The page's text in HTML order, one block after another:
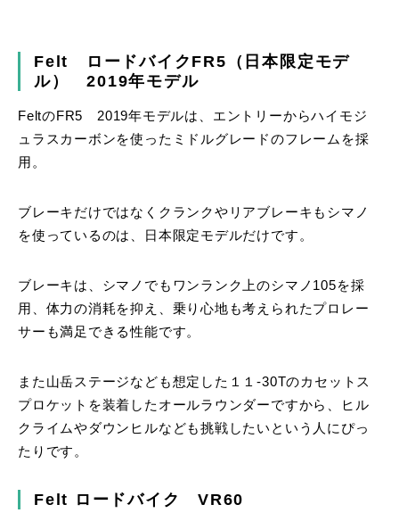
Felt ロードバイクFR5（日本限定モデ
ル） 2019年モデル
FeltのFR5 2019年モデルは、エントリーからハイモジ
ュラスカーボンを使ったミドルグレードのフレームを採
用。
ブレーキだけではなくクランクやリアブレーキもシマノ
を使っているのは、日本限定モデルだけです。
ブレーキは、シマノでもワンランク上のシマノ105を採
用、体力の消耗を抑え、乗り心地も考えられたプロレー
サーも満足できる性能です。
また山岳ステージなども想定した１１-30Tのカセットス
プロケットを装着したオールラウンダーですから、ヒル
クライムやダウンヒルなども挑戦したいという人にぴっ
たりです。
Felt ロードバイク VR60